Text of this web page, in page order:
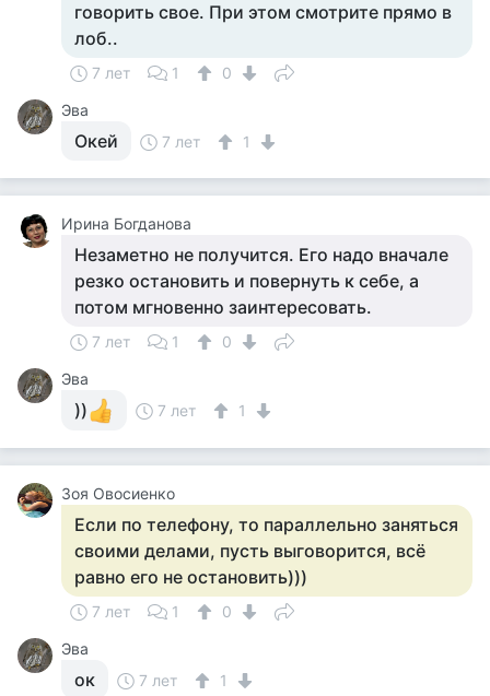
говорить свое. При этом смотрите прямо в
лоб..
7 лет 1
0
Эва
Окей 7 лет 1
Ирина Богданова
Незаметно не получится. Его надо вначале
резко остановить и повернуть к себе, а
потом мгновенно заинтересовать.
7 лет 1
0
Эва
)) 7 лет 1
Зоя Овосиенко
Если по телефону, то параллельно заняться
своими делами, пусть выговорится, всё
равно его не остановить)))
7 лет 1
0
Эва
ок 7 лет 1